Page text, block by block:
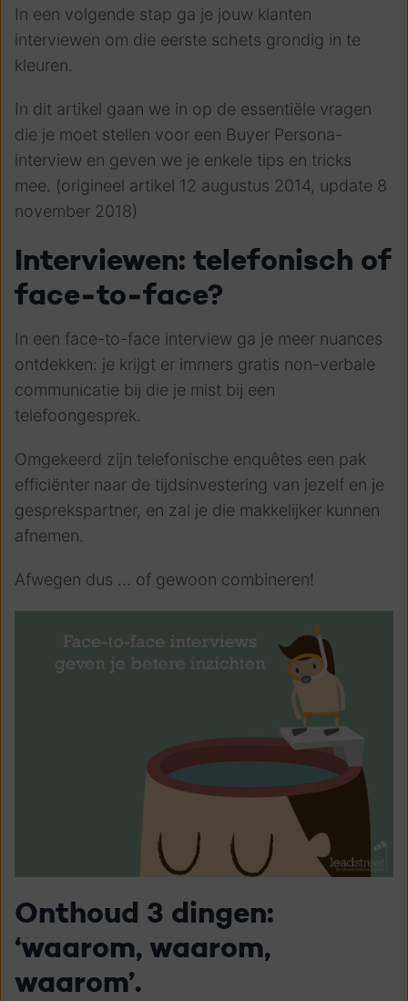
In een volgende stap ga je jouw klanten
interviewen om die eerste schets grondig in te
kleuren.
In dit artikel gaan we in op de essentiële vragen
die je moet stellen voor een Buyer Persona-
interview en geven we je enkele tips en tricks
mee. (origineel artikel 12 augustus 2014, update 8
november 2018)
Interviewen: telefonisch of
face-to-face?
In een face-to-face interview ga je meer nuances
ontdekken: je krijgt er immers gratis non-verbale
communicatie bij die je mist bij een
telefoongesprek.
Omgekeerd zijn telefonische enquêtes een pak
efficiënter naar de tijdsinvestering van jezelf en je
gesprekspartner, en zal je die makkelijker kunnen
afnemen.
Afwegen dus … of gewoon combineren!
Onthoud 3 dingen:
‘waarom, waarom,
waarom’.